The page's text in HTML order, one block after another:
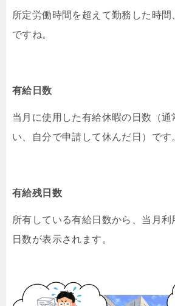
所定労働時間を超えて勤務した時間
ですね。
有給日数
当月に使用した有給休暇の日数（通
い、自分で申請して休んだ日）です
有給残日数
所有している有給日数から、当月利
日数が表示されます。